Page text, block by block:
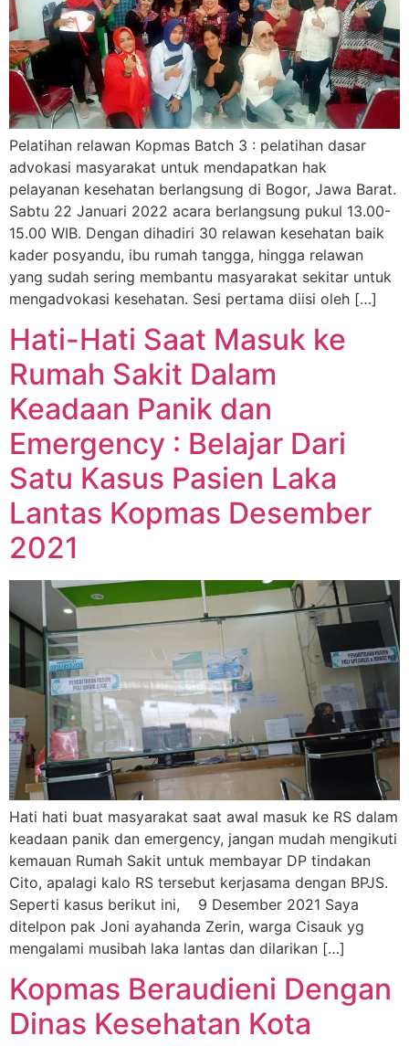
Pelatihan relawan Kopmas Batch 3 : pelatihan dasar
advokasi masyarakat untuk mendapatkan hak
pelayanan kesehatan berlangsung di Bogor, Jawa Barat.
Sabtu 22 Januari 2022 acara berlangsung pukul 13.00-
15.00 WIB. Dengan dihadiri 30 relawan kesehatan baik
kader posyandu, ibu rumah tangga, hingga relawan
yang sudah sering membantu masyarakat sekitar untuk
mengadvokasi kesehatan. Sesi pertama diisi oleh […]
Hati-Hati Saat Masuk ke
Rumah Sakit Dalam
Keadaan Panik dan
Emergency : Belajar Dari
Satu Kasus Pasien Laka
Lantas Kopmas Desember
2021
Hati hati buat masyarakat saat awal masuk ke RS dalam
keadaan panik dan emergency, jangan mudah mengikuti
kemauan Rumah Sakit untuk membayar DP tindakan
Cito, apalagi kalo RS tersebut kerjasama dengan BPJS.
Seperti kasus berikut ini, 9 Desember 2021 Saya
ditelpon pak Joni ayahanda Zerin, warga Cisauk yg
mengalami musibah laka lantas dan dilarikan […]
Kopmas Beraudieni Dengan
Dinas Kesehatan Kota